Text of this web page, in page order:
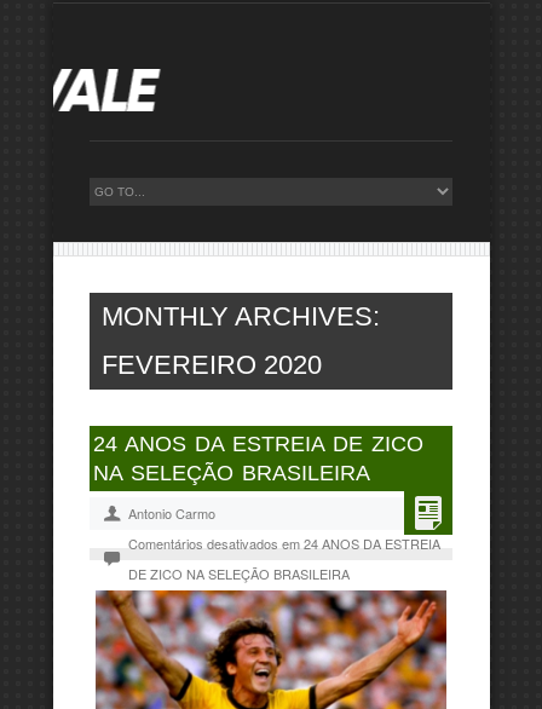
MONTHLY ARCHIVES:
FEVEREIRO 2020
24 ANOS DA ESTREIA DE ZICO
NA SELEÇÃO BRASILEIRA
Antonio Carmo
Comentários desativados em 24 ANOS DA ESTREIA
DE ZICO NA SELEÇÃO BRASILEIRA